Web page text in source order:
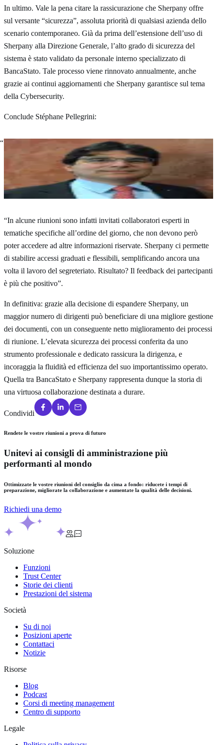
In ultimo. Vale la pena citare la rassicurazione che Sherpany offre
sul versante “sicurezza”, assoluta priorità di qualsiasi azienda dello
scenario contemporaneo. Già da prima dell’estensione dell’uso di
Sherpany alla Direzione Generale, l’alto grado di sicurezza del
sistema è stato validato da personale interno specializzato di
BancaStato. Tale processo viene rinnovato annualmente, anche
grazie ai continui aggiornamenti che Sherpany garantisce sul tema
della Cybersecurity.
Conclude Stéphane Pellegrini:
La sorveglianza in fatto di sicurezza è sistematica. E
coinvolge anche in questo caso la buona gestione dei
documenti: Sherpany permette un sistema di privacy
selettiva dei materiali, fattore di cruciale importanza.
Stéphane Pellegrini Vicedirettore e Responsabile
Supporto e Comunicazione di BancaStato
“In alcune riunioni sono infatti invitati collaboratori esperti in
tematiche specifiche all’ordine del giorno, che non devono però
poter accedere ad altre informazioni riservate. Sherpany ci permette
di stabilire accessi graduati e flessibili, semplificando ancora una
volta il lavoro del segreteriato. Risultato? Il feedback dei partecipanti
è più che positivo”.
In definitiva: grazie alla decisione di espandere Sherpany, un
maggior numero di dirigenti può beneficiare di una migliore gestione
dei documenti, con un conseguente netto miglioramento dei processi
di riunione. L’elevata sicurezza dei processi conferita da uno
strumento professionale e dedicato rassicura la dirigenza, e
incoraggia la fluidità ed efficienza del suo importantissimo operato.
Quella tra BancaStato e Sherpany rappresenta dunque la storia di
una virtuosa collaborazione destinata a durare.
Condividi
Rendete le vostre riunioni a prova di futuro
Unitevi ai consigli di amministrazione più
performanti al mondo
Ottimizzate le vostre riunioni del consiglio da cima a fondo: riducete i tempi di
preparazione, migliorate la collaborazione e aumentate la qualità delle decisioni.
Richiedi una demo
Soluzione
Funzioni
Trust Center
Storie dei clienti
Prestazioni del sistema
Società
Su di noi
Posizioni aperte
Contattaci
Notizie
Risorse
Blog
Podcast
Corsi di meeting management
Centro di supporto
Legale